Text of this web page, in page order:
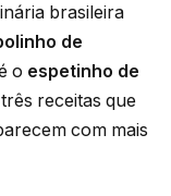
brasileira
de
o espetinho de
receitas que
com mais